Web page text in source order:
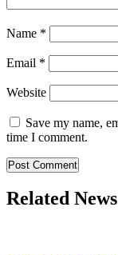
Name *
Email *
Website
Save my name,
time I comment.
Related News